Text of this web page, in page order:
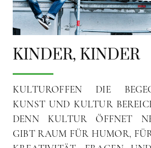
KINDER, KINDER
KULTUROFFEN DIE
KUNST UND KULTUR
DENN KULTUR ÖFFNET
GIBT RAUM FÜR HUMOR,